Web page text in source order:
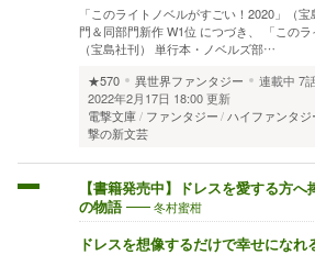
「このライトノベルがすごい！2020」（
門＆同部門新作 W1位 につづき、 「このラ
（宝島社刊） 単行本・ノベルズ部…
★570
異世界ファンタジー 連載中 7
2022年2月17日 18:00 更新
電撃文庫
ファンタジー ハイファンタジ
撃の新文芸
【書籍発売中】ドレスを愛する方
の物語
冬村蜜柑
ドレスを想像するだけで幸せになれ